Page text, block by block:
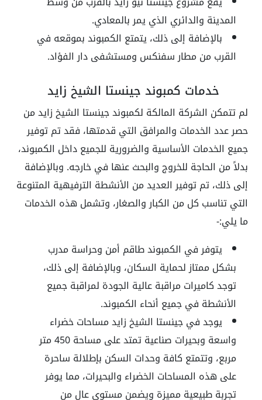
المدينة والدائري الذي يمر بالمعادي.
بالإضافة إلى ذلك، يتمتع الكمبوند بموقعه في
القرب من مطار سفنكس ومستشفى دار الفؤاد.
خدمات كمبوند جينستا الشيخ زايد
لم تتمكن الشركة المالكة لكمبوند جينستا الشيخ زايد من
حصر عدد الخدمات والمرافق التي قدمتها، فقد تم توفير
جميع الخدمات الأساسية والضرورية للجميع داخل الكمبوند،
بدلاً من الحاجة للخروج والبحث عنها في خارجه. وبالإضافة
إلى ذلك، تم توفير العديد من الأنشطة الترفيهية المتنوعة
التي تناسب كل من الكبار والصغار، وتشمل هذه الخدمات
ما يلي:-
يتوفر في الكمبوند طاقم أمن وحراسة مدرب
بشكل ممتاز لحماية السكان، وبالإضافة إلى ذلك،
توجد كاميرات مراقبة عالية الجودة لمراقبة جميع
الأنشطة في جميع أنحاء الكمبوند.
يوجد في جينستا الشيخ زايد مساحات خضراء
واسعة وبحيرات صناعية تمتد على مساحة 450 متر
مربع، وتتمتع كافة وحدات السكن بإطلالة ساحرة
على هذه المساحات الخضراء والبحيرات، مما يوفر
تجربة طبيعية مميزة ويضمن مستوى عالٍ من